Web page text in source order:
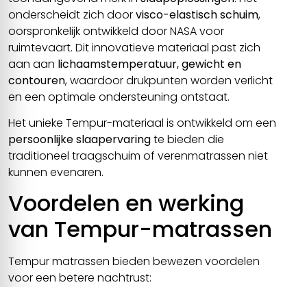
onderscheidt zich doorvisco-elastisch schuim,
oorspronkelijk ontwikkeld door NASA voor
ruimtevaart. Dit innovatieve materiaal past zich
aan aan lichaamstemperatuur, gewicht en
contouren, waardoor drukpunten worden verlicht
en een optimale ondersteuning ontstaat.
Het unieke Tempur-materiaal is ontwikkeld om een
persoonlijke slaapervaringte bieden die
traditioneel traagschuim of verenmatrassen niet
kunnen evenaren.
Voordelen en werking
van Tempur-matrassen
Tempur matrassen bieden bewezen voordelen
voor een betere nachtrust: